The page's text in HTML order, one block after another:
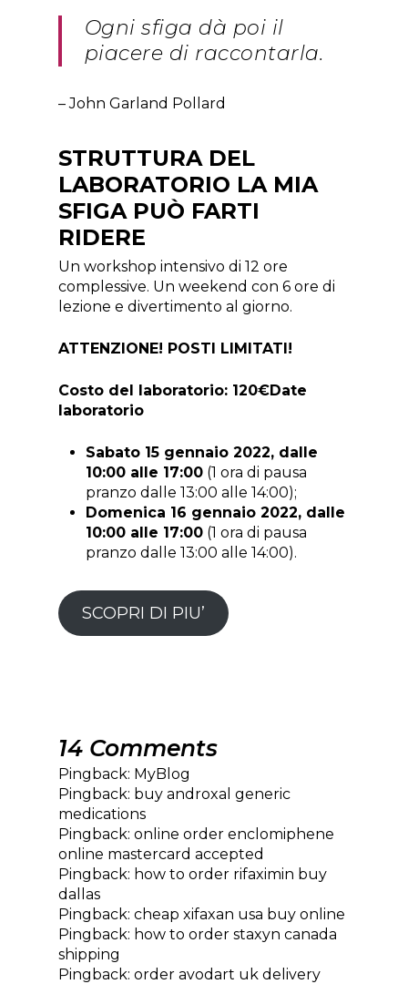
Ogni sfiga dà poi il
piacere di raccontarla.
– John Garland Pollard
STRUTTURA DEL
LABORATORIO LA MIA
SFIGA PUÒ FARTI
RIDERE
Un workshop intensivo di 12 ore
complessive. Un weekend con 6 ore di
lezione e divertimento al giorno.
ATTENZIONE! POSTI LIMITATI!
Costo del laboratorio: 120€Date
laboratorio
Sabato 15 gennaio 2022, dalle
10:00 alle 17:00 (1 ora di pausa
pranzo dalle 13:00 alle 14:00);
Domenica 16 gennaio 2022, dalle
10:00 alle 17:00 (1 ora di pausa
pranzo dalle 13:00 alle 14:00).
SCOPRI DI PIU’
14 Comments
Pingback: MyBlog
Pingback: buy androxal generic
medications
Pingback: online order enclomiphene
online mastercard accepted
Pingback: how to order rifaximin buy
dallas
Pingback: cheap xifaxan usa buy online
Pingback: how to order staxyn canada
shipping
Pingback: order avodart uk delivery